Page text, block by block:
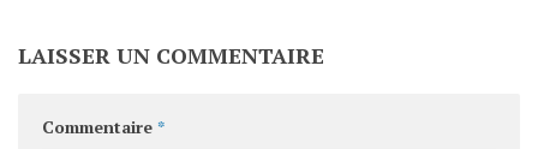
LAISSER UN COMMENTAIRE
Commentaire *